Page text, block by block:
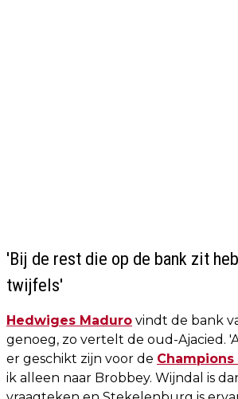
'Bij de rest die op de bank zit
twijfels'
Hedwiges Maduro vindt de bank
genoeg, zo vertelt de oud-Ajacied.
er geschikt zijn voor de Champions
ik alleen naar Brobbey. Wijndal is